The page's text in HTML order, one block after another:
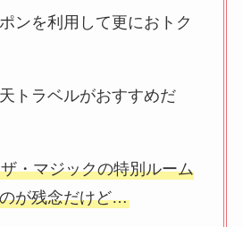
ンを利用して更におトク
トラベルがおすすめだ
・マジックの特別ルーム
が残念だけど…